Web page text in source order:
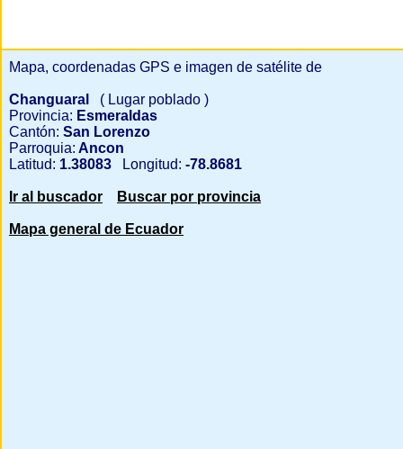
Mapa, coordenadas GPS e imagen de satélite de
Changuaral
( Lugar poblado )
Provincia: Esmeraldas
Cantón: San Lorenzo
Parroquia: Ancon
Latitud: 1.38083 Longitud: -78.8681
Ir al buscador Buscar por provincia
Mapa general de Ecuador